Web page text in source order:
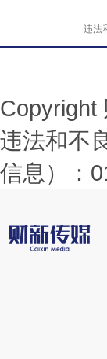
违法
Copyright
违法和不
信息）：